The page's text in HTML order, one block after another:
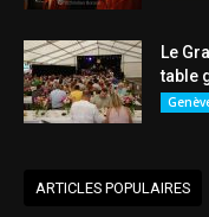
Le
table
ARTICLES POPULAIRES